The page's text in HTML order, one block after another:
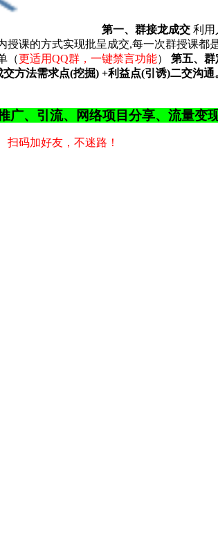
第一、群接龙成交 利用
授课的方式实现批呈成交,每一次群授课都
（更适用QQ群，一键禁言功能） 第五、群
方法需求点(挖掘) +利益点(引诱)二交沟通
、引流、网络项目分享、流量变
扫码加好友，不迷路！